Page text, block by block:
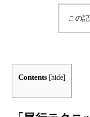
この
Contents [hide]